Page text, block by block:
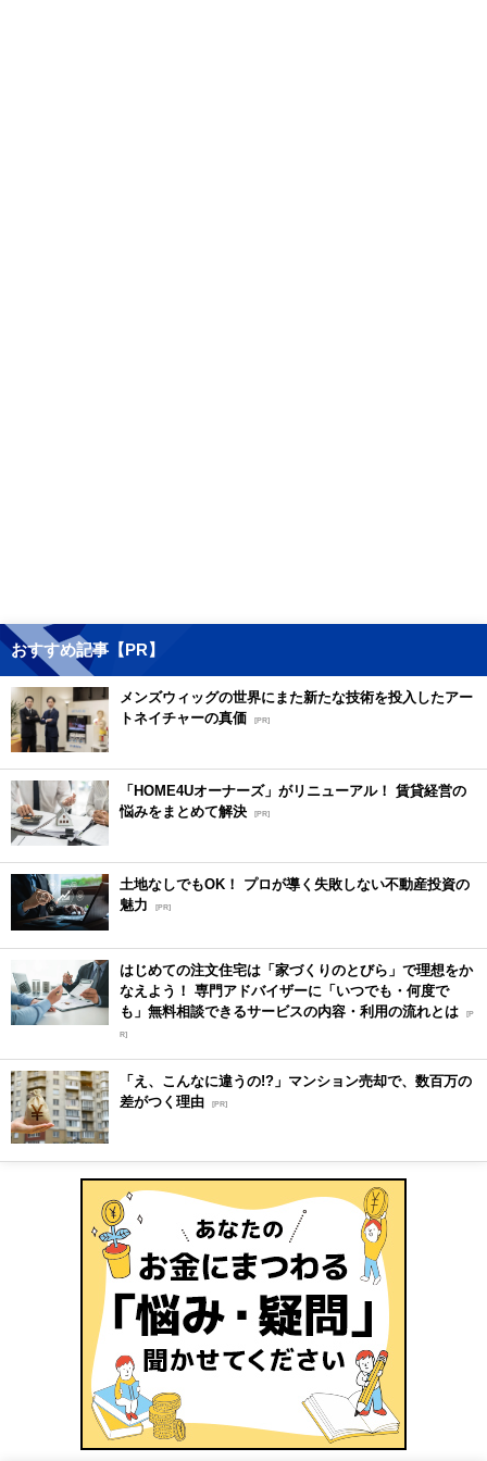
おすすめ記事【PR】
メンズウィッグの世界にまた新たな技術を投入したアー
トネイチャーの真価 [PR]
「HOME4Uオーナーズ」がリニューアル！ 賃貸経営の
悩みをまとめて解決 [PR]
土地なしでもOK！ プロが導く失敗しない不動産投資の
魅力
[PR]
はじめての注文住宅は「家づくりのとびら」で理想をか
なえよう！ 専門アドバイザーに「いつでも・何度で
も」無料相談できるサービスの内容・利用の流れとは [P
R]
「え、こんなに違うの!?」マンション売却で、数百万の
差がつく理由 [PR]